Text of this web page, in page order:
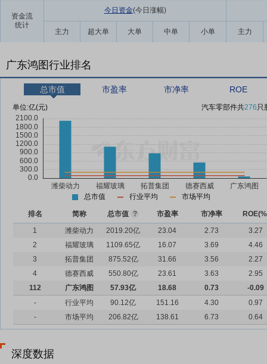
资金流
统计
今日资金(今日涨幅)
主力 超大单 大单 中单 小单 主力
广东鸿图行业排名
总市值 市盈率 市净率 ROE
单位:亿(元) 汽车零部件共276只
总市值 行业平均 市场平均
排名 简称 总市值 ? 市盈率 市净率
1
潍柴动力 2019.20亿 23.04 2.73
3.27
2
福耀玻璃 1109.65亿 16.07 3.69
4.46
3
拓普集团 875.52亿 31.66 3.56
2.27
4
德赛西威 550.80亿 23.61 3.63
2.95
112
广东鸿图 57.93亿 18.68 0.73
-0.09
-
行业平均 90.12亿 151.16 4.30
0.97
-
市场平均 206.82亿 138.61 6.73 0.64
深度数据